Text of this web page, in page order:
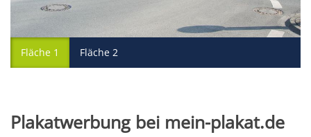
Fläche 1 Fläche 2
Plakatwerbung bei mein-plakat.de